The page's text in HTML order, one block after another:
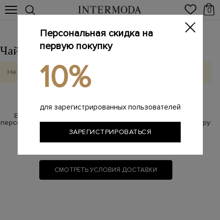
0
Чайковский Выбрать другой город
Не найдено
Если у Вас возникли вопросы по бесплатной доставке,
персональный менеджер с радостью на них ответит по номеру:
8 800 100-87-17
СМОТРЕТЬ УСЛОВИЯ ДОСТАВКИ
Персональная скидка на
первую покупку
10%
для зарегистрированных пользователей
ЗАРЕГИСТРИРОВАТЬСЯ